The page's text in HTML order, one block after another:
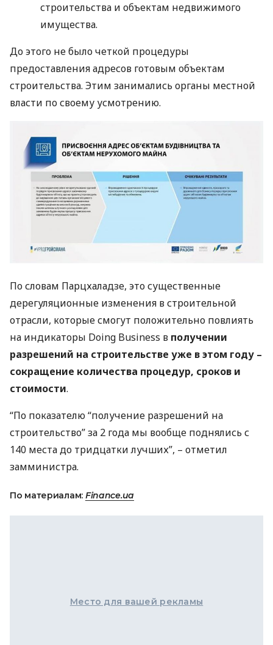
строительства и объектам недвижимого
имущества.
До этого не было четкой процедуры
предоставления адресов готовым объектам
строительства. Этим занимались органы местной
власти по своему усмотрению.
По словам Парцхаладзе, это существенные
дерегуляционные изменения в строительной
отрасли, которые смогут положительно повлиять
на индикаторы Doing Business в получении
разрешений на строительстве уже в этом году –
сокращение количества процедур, сроков и
стоимости.
“По показателю “получение разрешений на
строительство” за 2 года мы вообще поднялись с
140 места до тридцатки лучших”, – отметил
замминистра.
По материалам: Finance.ua
Место для вашей рекламы